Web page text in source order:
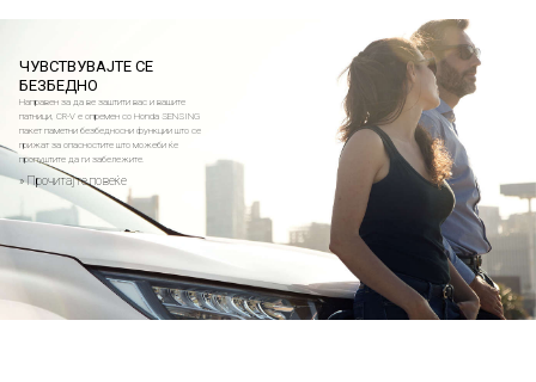
Направен за да ве заштити вас и вашите
патници, CR-V е опремен со Honda SENSING
пакет паметни безбедносни функции што се
грижат за опасностите што можеби ќе
пропуштите да ги забележите.
ЧУВСТВУВАЈТЕ СЕ
БЕЗБЕДНО
» Прочитајте повеќе